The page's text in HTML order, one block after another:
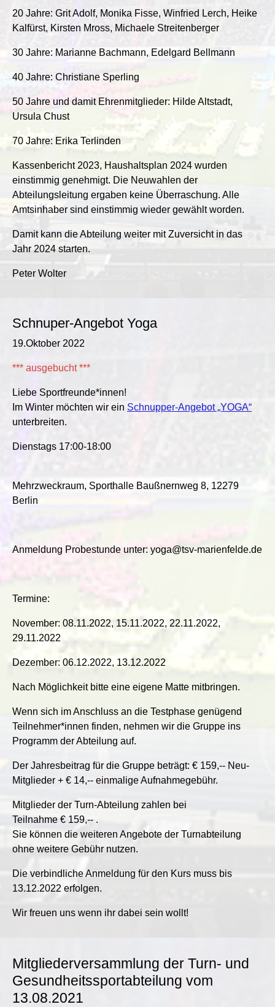
20 Jahre: Grit Adolf, Monika Fisse, Winfried Lerch, Heike
Kalfürst, Kirsten Mross, Michaele Streitenberger
30 Jahre: Marianne Bachmann, Edelgard Bellmann
40 Jahre: Christiane Sperling
50 Jahre und damit Ehrenmitglieder: Hilde Altstadt,
Ursula Chust
70 Jahre: Erika Terlinden
Kassenbericht 2023, Haushaltsplan 2024 wurden
einstimmig genehmigt. Die Neuwahlen der
Abteilungsleitung ergaben keine Überraschung. Alle
Amtsinhaber sind einstimmig wieder gewählt worden.
Damit kann die Abteilung weiter mit Zuversicht in das
Jahr 2024 starten.
Peter Wolter
Schnuper-Angebot Yoga
19.Oktober 2022
*** ausgebucht ***
Liebe Sportfreunde*innen!
Im Winter möchten wir ein Schnupper-Angebot „YOGA“
unterbreiten.
Dienstags 17:00-18:00
Mehrzweckraum, Sporthalle Baußnernweg 8, 12279
Berlin
Anmeldung Probestunde unter: yoga@tsv-marienfelde.de
Termine:
November: 08.11.2022, 15.11.2022, 22.11.2022,
29.11.2022
Dezember: 06.12.2022, 13.12.2022
Nach Möglichkeit bitte eine eigene Matte mitbringen.
Wenn sich im Anschluss an die Testphase genügend
Teilnehmer*innen finden, nehmen wir die Gruppe ins
Programm der Abteilung auf.
Der Jahresbeitrag für die Gruppe beträgt: € 159,-- Neu-
Mitglieder + € 14,-- einmalige Aufnahmegebühr.
Mitglieder der Turn-Abteilung zahlen bei
Teilnahme € 159,-- .
Sie können die weiteren Angebote der Turnabteilung
ohne weitere Gebühr nutzen.
Die verbindliche Anmeldung für den Kurs muss bis
13.12.2022 erfolgen.
Wir freuen uns wenn ihr dabei sein wollt!
Mitgliederversammlung der Turn- und
Gesundheitssportabteilung vom
13.08.2021